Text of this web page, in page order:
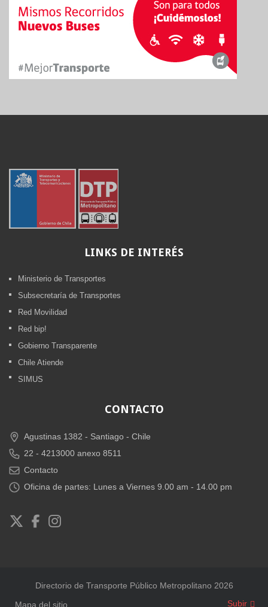
LINKS DE INTERÉS
Ministerio de Transportes
Subsecretaría de Transportes
Red Movilidad
Red bip!
Gobierno Transparente
Chile Atiende
SIMUS
CONTACTO
Agustinas 1382 - Santiago - Chile
22 - 4213000 anexo 8511
Contacto
Oficina de partes: Lunes a Viernes 9.00 am - 14.00 pm
Directorio de Transporte Público Metropolitano 2026
Mapa del sitio
Subir